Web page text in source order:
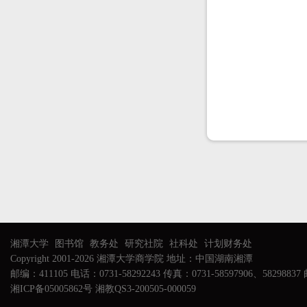
湘潭大学 图书馆 教务处 研究社院 社科处
计划财务处
Copyright 2001-2026 湘潭大学商学院 地址：中国湖南湘潭
邮编：411105 电话：0731-58292243 传真：0731-58597906、58298837
湘ICP备05005862号 湘教QS3-200505-000059